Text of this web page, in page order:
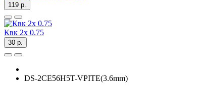
119 р.
Квк 2х 0.75
30 р.
DS-2CE56H5T-VPITE(3.6mm)